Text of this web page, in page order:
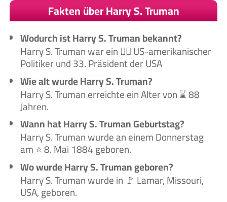
Fakten über Harry S. Truman
Wodurch ist Harry S. Truman bekannt?
Harry S. Truman war ein 🙋‍♂️ US-amerikanischer
Politiker und 33. Präsident der USA
Wie alt wurde Harry S. Truman?
Harry S. Truman erreichte ein Alter von ⌛ 88
Jahren.
Wann hat Harry S. Truman Geburtstag?
Harry S. Truman wurde an einem Donnerstag
am ⭐ 8. Mai 1884 geboren.
Wo wurde Harry S. Truman geboren?
Harry S. Truman wurde in 🚩 Lamar, Missouri,
USA, geboren.